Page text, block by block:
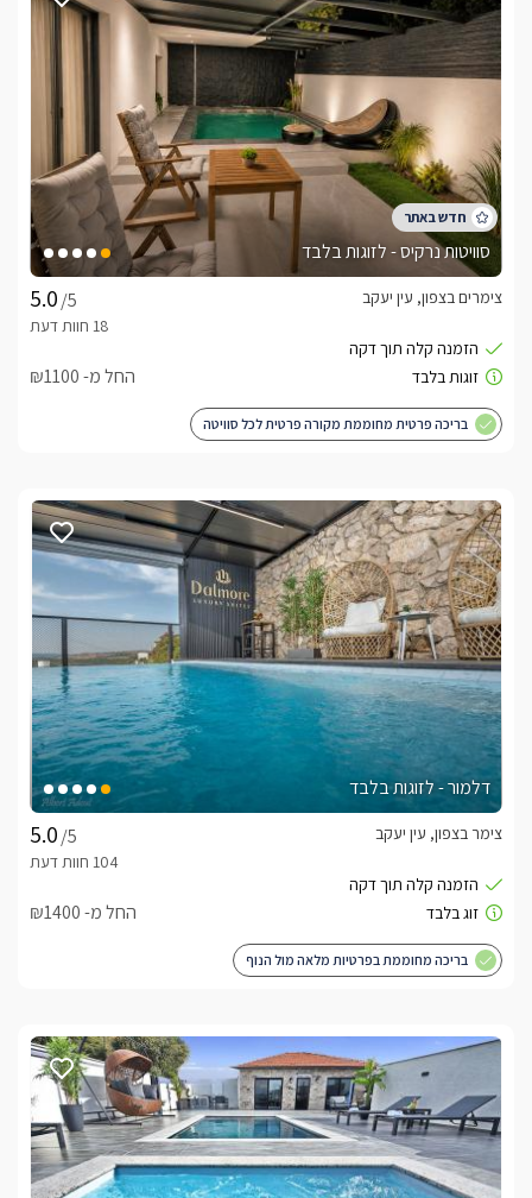
סוויטות נרקיס - לזוגות בלבד
/5
צימרים בצפון, עין יעקב
החל מ- ₪1100
בריכה פרטית מחוממת מקורה פרטית לכל סוויטה
דלמור - לזוגות בלבד
/5
צימר בצפון, עין יעקב
החל מ- ₪1400
בריכה מחוממת בפרטיות מלאה מול הנוף